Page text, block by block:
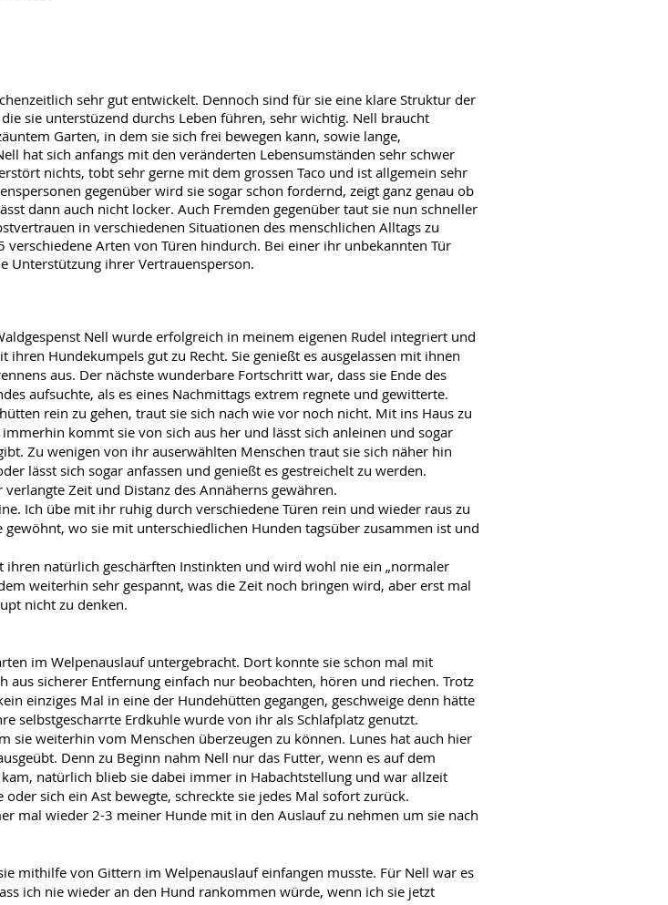
sehr gut entwickelt. Dennoch sind für sie eine klare Struktur der
sie unterstüzend durchs Leben führen, sehr wichtig. Nell braucht
Garten, in dem sie sich frei bewegen kann, sowie lange,
hat sich anfangs mit den veränderten Lebensumständen sehr schwer
nichts, tobt sehr gerne mit dem grossen Taco und ist allgemein sehr
gegenüber wird sie sogar schon fordernd, zeigt ganz genau ob
dann auch nicht locker. Auch Fremden gegenüber taut sie nun schneller
in verschiedenen Situationen des menschlichen Alltags zu
verschiedene Arten von Türen hindurch. Bei einer ihr unbekannten Tür
Unterstützung ihrer Vertrauensperson.
Nell wurde erfolgreich in meinem eigenen Rudel integriert und
ihren Hundekumpels gut zu Recht. Sie genießt es ausgelassen mit ihnen
aus. Der nächste wunderbare Fortschritt war, dass sie Ende des
aufsuchte, als es eines Nachmittags extrem regnete und gewitterte.
rein zu gehen, traut sie sich nach wie vor noch nicht. Mit ins Haus zu
kommt sie von sich aus her und lässt sich anleinen und sogar
Zu wenigen von ihr auserwählten Menschen traut sie sich näher hin
lässt sich sogar anfassen und genießt es gestreichelt zu werden.
Zeit und Distanz des Annäherns gewähren.
Ich übe mit ihr ruhig durch verschiedene Türen rein und wieder raus zu
gewöhnt, wo sie mit unterschiedlichen Hunden tagsüber zusammen ist und
natürlich geschärften Instinkten und wird wohl nie ein „normaler
weiterhin sehr gespannt, was die Zeit noch bringen wird, aber erst mal
nicht zu denken.
im Welpenauslauf untergebracht. Dort konnte sie schon mal mit
sicherer Entfernung einfach nur beobachten, hören und riechen. Trotz
einziges Mal in eine der Hundehütten gegangen, geschweige denn hätte
selbstgescharrte Erdkuhle wurde von ihr als Schlafplatz genutzt.
sie weiterhin vom Menschen überzeugen zu können. Lunes hat auch hier
Denn zu Beginn nahm Nell nur das Futter, wenn es auf dem
natürlich blieb sie dabei immer in Habachtstellung und war allzeit
sich ein Ast bewegte, schreckte sie jedes Mal sofort zurück.
mal wieder 2-3 meiner Hunde mit in den Auslauf zu nehmen um sie nach
mithilfe von Gittern im Welpenauslauf einfangen musste. Für Nell war es
ich nie wieder an den Hund rankommen würde, wenn ich sie jetzt